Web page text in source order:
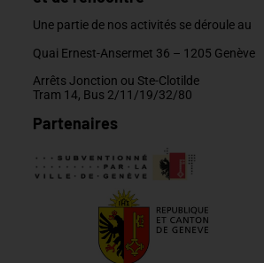
Une partie de nos activités se déroule au
Quai Ernest-Ansermet 36 – 1205 Genève
Arrêts Jonction ou Ste-Clotilde
Tram 14, Bus 2/11/19/32/80
Partenaires